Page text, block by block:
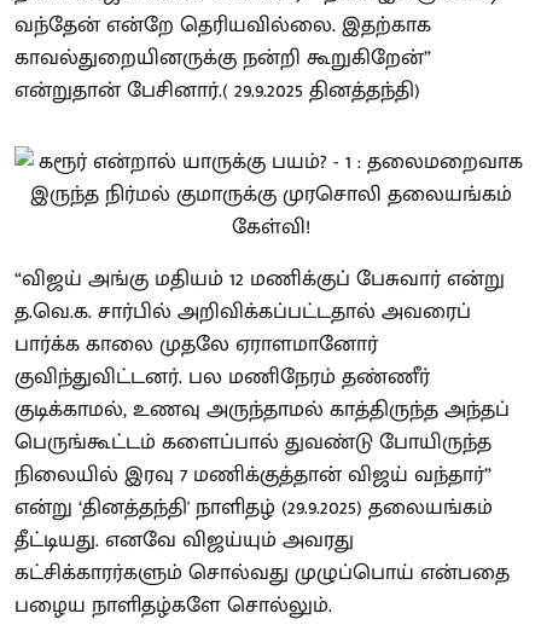
வந்தேன் என்றே தெரியவில்லை. இதற்காக
காவல்துறையினருக்கு நன்றி கூறுகிறேன்”
என்றுதான் பேசினார்.( 29.9.2025 தினத்தந்தி)
“விஜய் அங்கு மதியம் 12 மணிக்குப் பேசுவார் என்று
த.வெ.க. சார்பில் அறிவிக்கப்பட்டதால் அவரைப்
பார்க்க காலை முதலே ஏராளமானோர்
குவிந்துவிட்டனர். பல மணிநேரம் தண்ணீர்
குடிக்காமல், உணவு அருந்தாமல் காத்திருந்த அந்தப்
பெருங்கூட்டம் களைப்பால் துவண்டு போயிருந்த
நிலையில் இரவு 7 மணிக்குத்தான் விஜய் வந்தார்”
என்று ‘தினத்தந்தி' நாளிதழ் (29.9.2025) தலையங்கம்
தீட்டியது. எனவே விஜய்யும் அவரது
கட்சிக்காரர்களும் சொல்வது முழுப்பொய் என்பதை
பழைய நாளிதழ்களே சொல்லும்.